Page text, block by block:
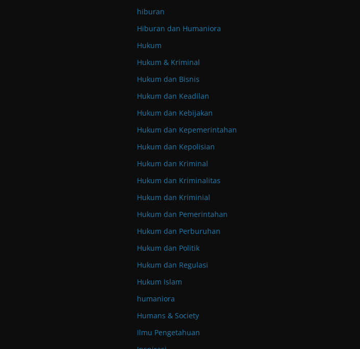
hiburan
Hiburan dan Humaniora
Hukum
Hukum & Kriminal
Hukum dan Bisnis
Hukum dan Keadilan
Hukum dan Kebijakan
Hukum dan Kepemerintahan
Hukum dan Kepolisian
Hukum dan Kriminal
Hukum dan Kriminalitas
Hukum dan Kriminial
Hukum dan Pemerintahan
Hukum dan Perburuhan
Hukum dan Politik
Hukum dan Regulasi
Hukum Islam
humaniora
Humans & Society
Ilmu Pengetahuan